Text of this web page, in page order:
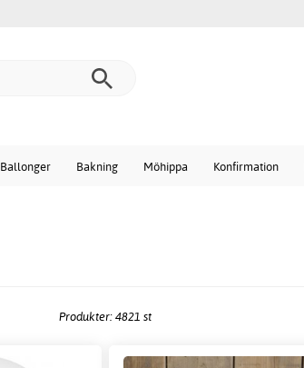
Ballonger Bakning Möhippa Konfirmation
Produkter: 4821 st